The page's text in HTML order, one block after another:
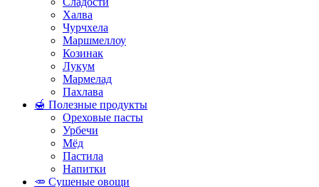
Халва
Чурчхела
Маршмеллоу
Козинак
Лукум
Мармелад
Пахлава
🍯 Полезные продукты
Ореховые пасты
Урбечи
Мёд
Пастила
Напитки
🥕 Сушеные овощи